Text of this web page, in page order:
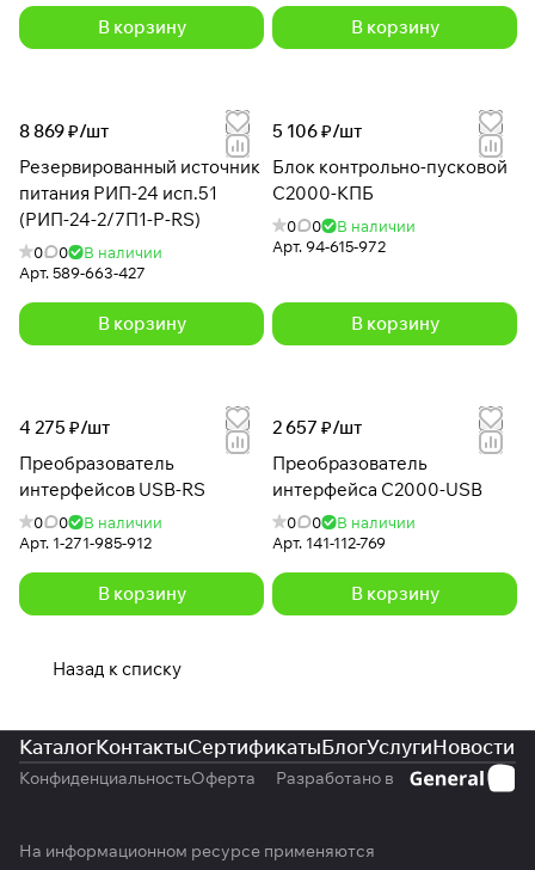
В корзину В корзину
8 869 ₽/шт
Резервированный источник
питания РИП-24 исп.51
(РИП-24-2/7П1-Р-RS)
0 0
В наличии
Арт.589-663-427
В корзину
5 106 ₽/шт
Блок контрольно-пусковой
С2000-КПБ
0 0
В наличии
Арт.94-615-972
В корзину
4 275 ₽/шт
Преобразователь
интерфейсов USB-RS
0 0
В наличии
Арт. 1-271-985-912
В корзину
2 657 ₽/шт
Преобразователь
интерфейса С2000-USB
0 0
В наличии
Арт. 141-112-769
В корзину
Назад к списку
КаталогКонтактыСертификатыБлогУслугиНовости
КонфиденциальностьОферта Разработано в
На информационном ресурсе применяются